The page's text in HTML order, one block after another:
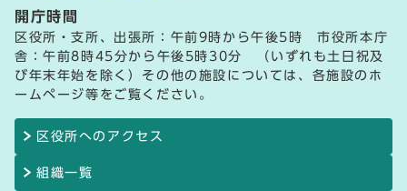
開庁時間
区役所・支所、出張所：午前9時から午後5時 市役所本庁
舎：午前8時45分から午後5時30分 （いずれも土日祝及
び年末年始を除く）その他の施設については、各施設のホ
ームページ等をご覧ください。
区役所へのアクセス
組織一覧